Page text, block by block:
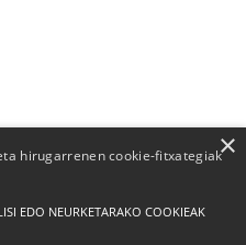
hirugarrenen cookie-fitxategiak
EDO NEURKETARAKO COOKIEAK
×